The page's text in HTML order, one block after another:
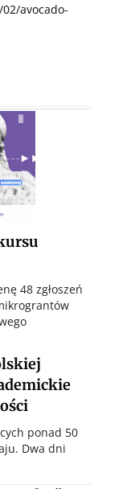
avocado-
48 zgłoszeń
ponad 50
Dwa dni